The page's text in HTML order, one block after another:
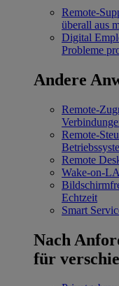
Remote-
überall aus
Digital
Probleme
Andere
Remote-
Remote-
Remote
Wake-on-
Echtzeit
Smart
Nach
für